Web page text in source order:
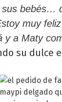
sus bebés…
muy
a Maty
su dulce